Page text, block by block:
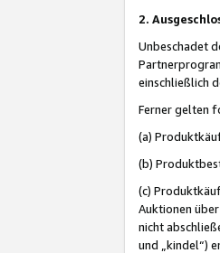
2.
Unbeschadet
einschließlich
Ferner gelten
(a)
(b)
(c)
Auktionen
nicht
und „kindel“)